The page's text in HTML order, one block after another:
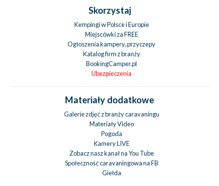
Skorzystaj
Kempingi w Polsce i Europie
Miejscówki za FREE
Ogłoszenia kampery, przyczepy
Katalog firm z branży
BookingCamper.pl
Ubezpieczenia
Materiały dodatkowe
Galerie zdjęć z branży caravaningu
Materiały Video
Pogoda
Kamery LIVE
Zobacz nasz kanał na You Tube
Społeczność caravaningowa na FB
Giełda